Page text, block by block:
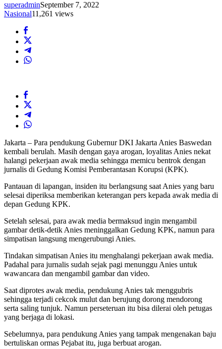
superadminSeptember 7, 2022
Nasional11,261 views
Jakarta – Para pendukung Gubernur DKI Jakarta Anies Baswedan
kembali berulah. Masih dengan gaya arogan, loyalitas Anies nekat
halangi pekerjaan awak media sehingga memicu bentrok dengan
jurnalis di Gedung Komisi Pemberantasan Korupsi (KPK).
Pantauan di lapangan, insiden itu berlangsung saat Anies yang baru
selesai diperiksa memberikan keterangan pers kepada awak media di
depan Gedung KPK.
Setelah selesai, para awak media bermaksud ingin mengambil
gambar detik-detik Anies meninggalkan Gedung KPK, namun para
simpatisan langsung mengerubungi Anies.
Tindakan simpatisan Anies itu menghalangi pekerjaan awak media.
Padahal para jurnalis sudah sejak pagi menunggu Anies untuk
wawancara dan mengambil gambar dan video.
Saat diprotes awak media, pendukung Anies tak menggubris
sehingga terjadi cekcok mulut dan berujung dorong mendorong
serta saling tunjuk. Namun perseteruan itu bisa dilerai oleh petugas
yang berjaga di lokasi.
Sebelumnya, para pendukung Anies yang tampak mengenakan baju
bertuliskan ormas Pejabat itu, juga berbuat arogan.